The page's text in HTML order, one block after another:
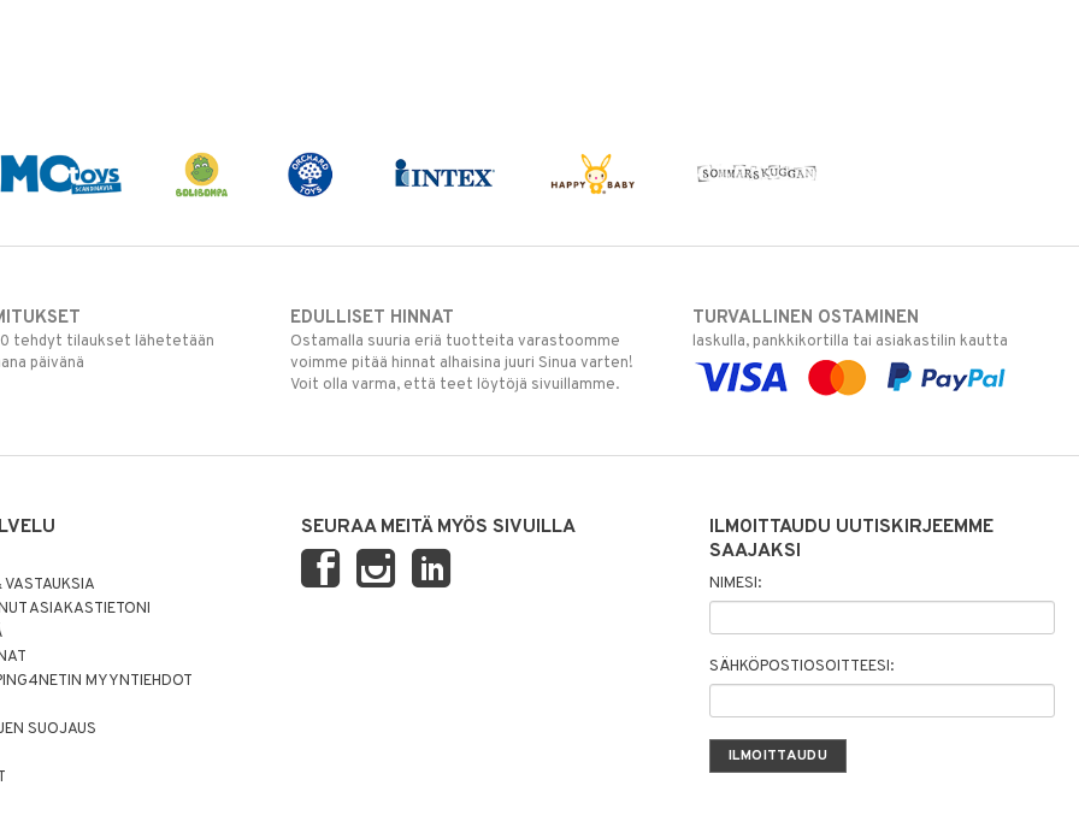
tehdyt tilaukset lähetetään
päivänä
EDULLISET HINNAT
Ostamalla suuria eriä tuotteita varastoomme
voimme pitää hinnat alhaisina juuri Sinua varten!
Voit olla varma, että teet löytöjä sivuillamme.
TURVALLINEN OSTAMINEN
laskulla, pankkikortilla tai asiakastilin kautta
ASIAKASTIETONI
MYYNTIEHDOT
SUOJAUS
SEURAA MEITÄ MYÖS SIVUILLA
ILMOITTAUDU UUTISKIRJEEMME
SAAJAKSI
NIMESI:
SÄHKÖPOSTIOSOITTEESI: